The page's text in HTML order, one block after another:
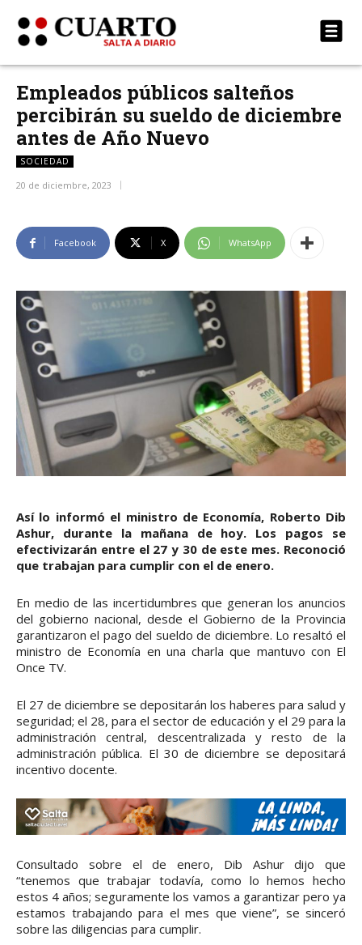
Empleados públicos salteños
percibirán su sueldo de diciembre
antes de Año Nuevo
SOCIEDAD
20 de diciembre, 2023
Facebook X WhatsApp
Así lo informó el ministro de Economía, Roberto Dib
Ashur, durante la mañana de hoy. Los pagos se
efectivizarán entre el 27 y 30 de este mes. Reconoció
que trabajan para cumplir con el de enero.
En medio de las incertidumbres que generan los anuncios
del gobierno nacional, desde el Gobierno de la Provincia
garantizaron el pago del sueldo de diciembre. Lo resaltó el
ministro de Economía en una charla que mantuvo con El
Once TV.
El 27 de diciembre se depositarán los haberes para salud y
seguridad; el 28, para el sector de educación y el 29 para la
administración central, descentralizada y resto de la
administración pública. El 30 de diciembre se depositará
incentivo docente.
Consultado sobre el de enero, Dib Ashur dijo que
“tenemos que trabajar todavía, como lo hemos hecho
estos 4 años; seguramente los vamos a garantizar pero ya
estamos trabajando para el mes que viene”, se sinceró
sobre las diligencias para cumplir.